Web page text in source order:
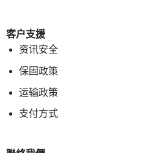
客户支援
资讯安全
保固政策
运输政策
支付方式